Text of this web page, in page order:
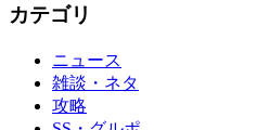
カテゴリ
ニュース
雑談・ネタ
攻略